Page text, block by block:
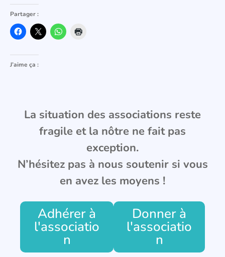
Partager :
J’aime ça :
La situation des associations reste
fragile et la nôtre ne fait pas
exception.
N’hésitez pas à nous soutenir si vous
en avez les moyens !
Adhérer à
l'associatio
n
Donner à
l'associatio
n